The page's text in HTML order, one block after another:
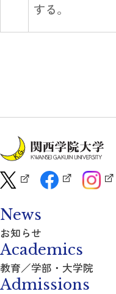
する。
News
お知らせ
Academics
教育／学部・大学院
Admissions